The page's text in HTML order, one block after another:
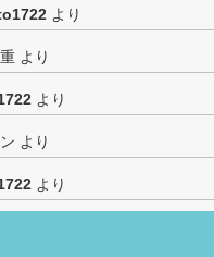
より
より
より
より
より